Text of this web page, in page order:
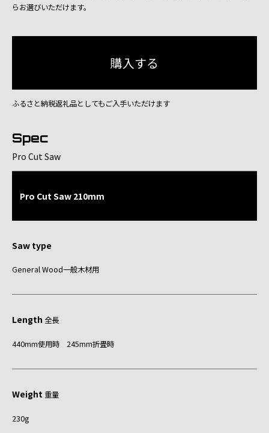
らお選びいただけます。
ふるさと納税返礼品としてもご入手いただけます
Spec
Pro Cut Saw
Pro Cut Saw 210mm
Saw type
General Wood一般木材用
Length 全長
440mm使用時 245mm折畳時
Weight 重量
230g